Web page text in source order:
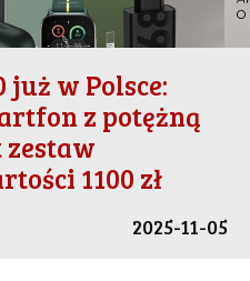
już w Polsce:
z potężną
1100 zł
2025-11-05